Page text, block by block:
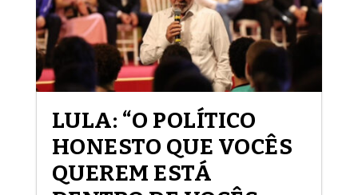
LULA: “O POLÍTICO
HONESTO QUE VOCÊS
QUEREM ESTÁ